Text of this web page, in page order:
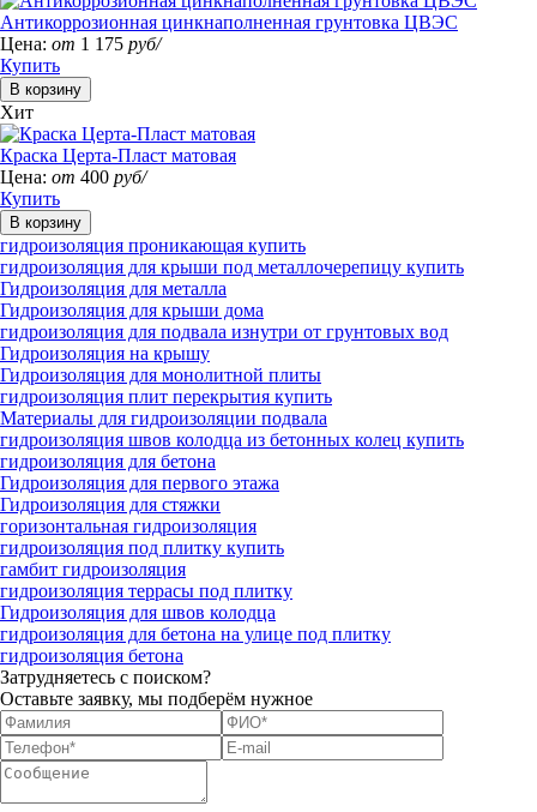
Антикоррозионная цинкнаполненная грунтовка ЦВЭС
Цена: от 1 175 руб/
Купить
Хит
Краска Церта-Пласт матовая
Цена: от 400 руб/
Купить
гидроизоляция проникающая купить
гидроизоляция для крыши под металлочерепицу купить
Гидроизоляция для металла
Гидроизоляция для крыши дома
гидроизоляция для подвала изнутри от грунтовых вод
Гидроизоляция на крышу
Гидроизоляция для монолитной плиты
гидроизоляция плит перекрытия купить
Материалы для гидроизоляции подвала
гидроизоляция швов колодца из бетонных колец купить
гидроизоляция для бетона
Гидроизоляция для первого этажа
Гидроизоляция для стяжки
горизонтальная гидроизоляция
гидроизоляция под плитку купить
гамбит гидроизоляция
гидроизоляция террасы под плитку
Гидроизоляция для швов колодца
гидроизоляция для бетона на улице под плитку
гидроизоляция бетона
Затрудняетесь с поиском?
Оставьте заявку, мы подберём нужное